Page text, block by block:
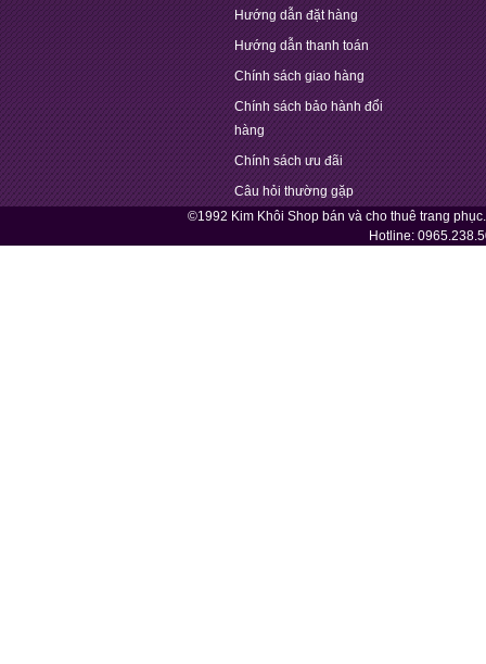
Hướng dẫn đặt hàng
Hướng dẫn thanh toán
Chính sách giao hàng
Chính sách bảo hành đổi
hàng
Chính sách ưu đãi
Câu hỏi thường gặp
©1992 Kim Khôi Shop bán và cho thuê trang
Hotline: